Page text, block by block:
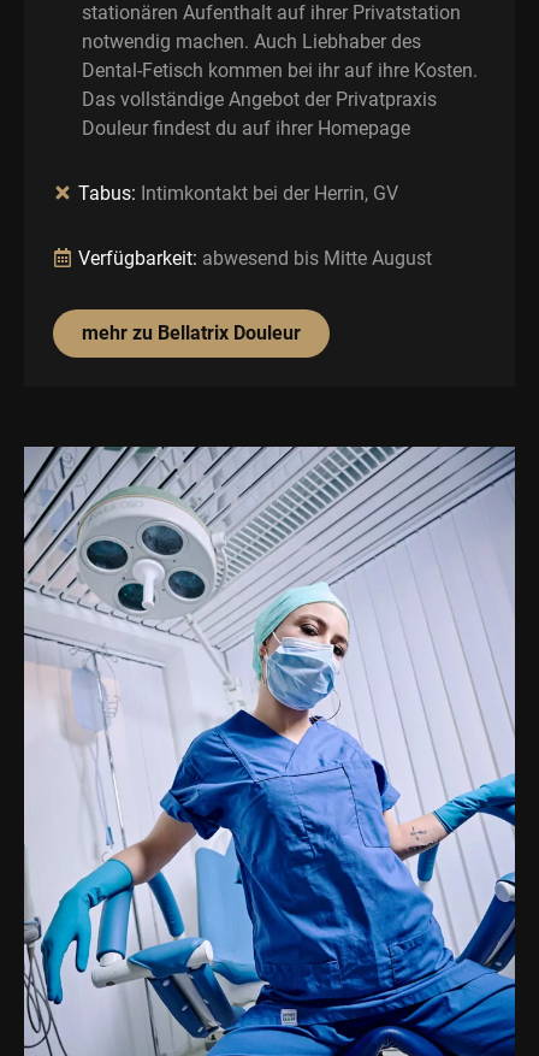
stationären Aufenthalt auf ihrer Privatstation
notwendig machen. Auch Liebhaber des
Dental-Fetisch kommen bei ihr auf ihre Kosten.
Das vollständige Angebot der Privatpraxis
Douleur findest du auf ihrer Homepage
Tabus: Intimkontakt bei der Herrin, GV
Verfügbarkeit: abwesend bis Mitte August
mehr zu Bellatrix Douleur